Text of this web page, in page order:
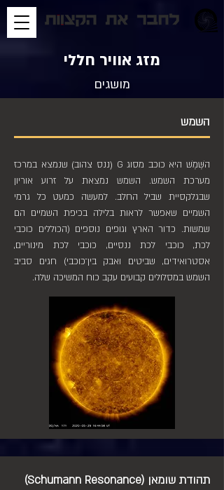
מזג אוויר חללי
מושגים
השמש
השֶּׁמֶשׁ היא כוכב מסוג G (ננס צהוב) שנמצא במרכז
מערכת השמש. השמש נמצאת על זרוע אוריון
שבגלקסיית שביל החלב. למעשה כמעט כל גרמי
השמיים שאפשר לראות בלילה בכיפת השמיים הם
שמשות. כדור הארץ וגופים נוספים (הכוללים כוכבי
לכת, כוכבי לכת ננסיים, כוכבי לכת מינוריים,
אסטרואידים, שביטים ואבק בין־כוכבי) חגים סביב
השמש במסלולים קבועים עקב כוח המשיכה שלה.
תהודת שומאן (Schumann Resonance)